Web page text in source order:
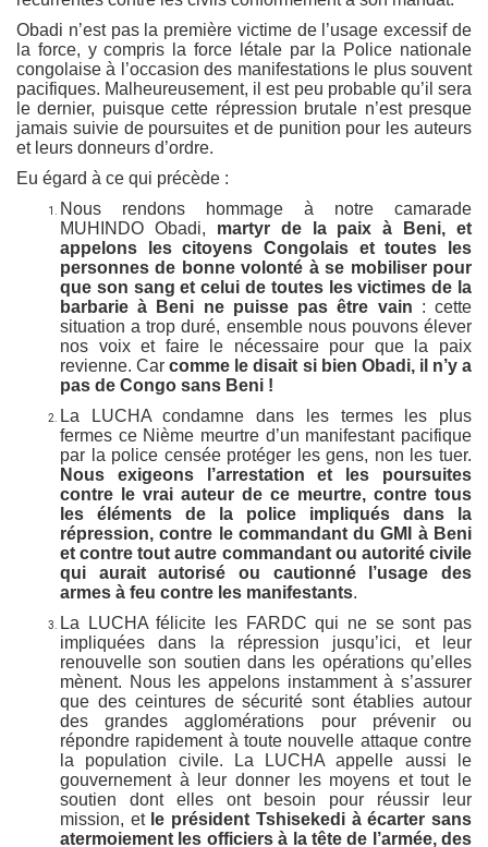
Obadi n’est pas la première victime de l’usage excessif de
la force, y compris la force létale par la Police nationale
congolaise à l’occasion des manifestations le plus souvent
pacifiques. Malheureusement, il est peu probable qu’il sera
le dernier, puisque cette répression brutale n’est presque
jamais suivie de poursuites et de punition pour les auteurs
et leurs donneurs d’ordre.
Eu égard à ce qui précède :
Nous rendons hommage à notre camarade
MUHINDO Obadi, martyr de la paix à Beni, et
appelons les citoyens Congolais et toutes les
personnes de bonne volonté à se mobiliser pour
que son sang et celui de toutes les victimes de la
barbarie à Beni ne puisse pas être vain : cette
situation a trop duré, ensemble nous pouvons élever
nos voix et faire le nécessaire pour que la paix
revienne. Carcomme le disait si bien Obadi, il n’y a
pas de Congo sans Beni !
La LUCHA condamne dans les termes les plus
fermes ce Nième meurtre d’un manifestant pacifique
par la police censée protéger les gens, non les tuer.
Nous exigeons l’arrestation et les poursuites
contre le vrai auteur de ce meurtre, contre tous
les éléments de la police impliqués dans la
répression, contre le commandant du GMI à Beni
et contre tout autre commandant ou autorité civile
qui aurait autorisé ou cautionné l’usage des
armes à feu contre les manifestants.
La LUCHA félicite les FARDC qui ne se sont pas
impliquées dans la répression jusqu’ici, et leur
renouvelle son soutien dans les opérations qu’elles
mènent. Nous les appelons instamment à s’assurer
que des ceintures de sécurité sont établies autour
des grandes agglomérations pour prévenir ou
répondre rapidement à toute nouvelle attaque contre
la population civile. La LUCHA appelle aussi le
gouvernement à leur donner les moyens et tout le
soutien dont elles ont besoin pour réussir leur
mission, et le président Tshisekedi à écarter sans
atermoiement les officiers à la tête de l’armée, des